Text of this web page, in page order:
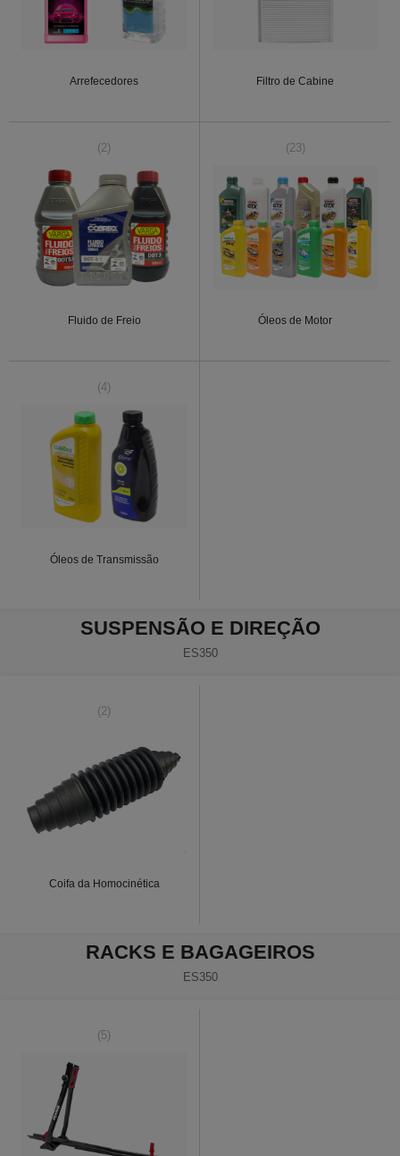
Arrefecedores Filtro de Cabine
(2)
Fluido de Freio
(23)
Óleos de Motor
(4)
Óleos de Transmissão
SUSPENSÃO E DIREÇÃO
ES350
(2)
Coifa da Homocinética
RACKS E BAGAGEIROS
ES350
(5)